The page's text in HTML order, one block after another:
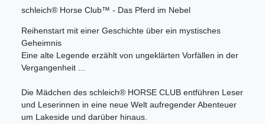
schleich® Horse Club™ - Das Pferd im Nebel
Reihenstart mit einer Geschichte über ein mystisches
Geheimnis
Eine alte Legende erzählt von ungeklärten Vorfällen in der
Vergangenheit ...
Die Mädchen des schleich® HORSE CLUB entführen Leser
und Leserinnen in eine neue Welt aufregender Abenteuer
um Lakeside und darüber hinaus.